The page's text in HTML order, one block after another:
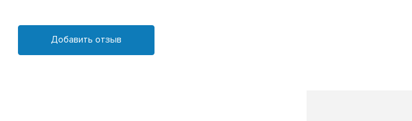
Добавить отзыв